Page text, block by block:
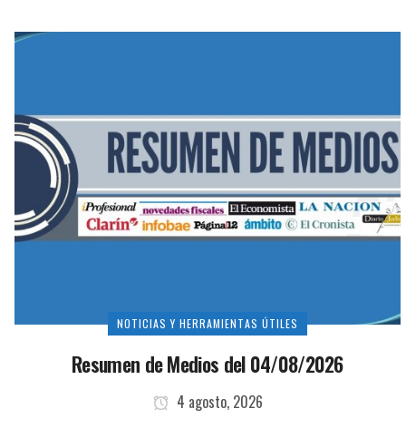
NOTICIAS Y HERRAMIENTAS ÚTILES
Resumen de Medios del 04/08/2026
4 agosto, 2026